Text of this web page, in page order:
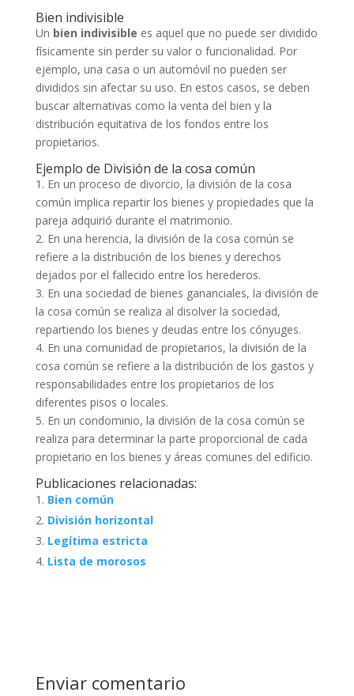
Bien indivisible
Un bien indivisible es aquel que no puede ser dividido
físicamente sin perder su valor o funcionalidad. Por
ejemplo, una casa o un automóvil no pueden ser
divididos sin afectar su uso. En estos casos, se deben
buscar alternativas como la venta del bien y la
distribución equitativa de los fondos entre los
propietarios.
Ejemplo de División de la cosa común
1. En un proceso de divorcio, la división de la cosa
común implica repartir los bienes y propiedades que la
pareja adquirió durante el matrimonio.
2. En una herencia, la división de la cosa común se
refiere a la distribución de los bienes y derechos
dejados por el fallecido entre los herederos.
3. En una sociedad de bienes gananciales, la división de
la cosa común se realiza al disolver la sociedad,
repartiendo los bienes y deudas entre los cónyuges.
4. En una comunidad de propietarios, la división de la
cosa común se refiere a la distribución de los gastos y
responsabilidades entre los propietarios de los
diferentes pisos o locales.
5. En un condominio, la división de la cosa común se
realiza para determinar la parte proporcional de cada
propietario en los bienes y áreas comunes del edificio.
Publicaciones relacionadas:
Bien común
División horizontal
Legítima estricta
Lista de morosos
Enviar comentario